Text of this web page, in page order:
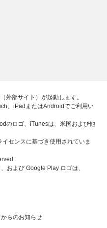
外部サイト）が起動します。
、iPadまたはAndroidでご利用い
のロゴ、iTunesは、米国および他
センスに基づき使用されていま
および Google Play ロゴは、
らのお知らせ